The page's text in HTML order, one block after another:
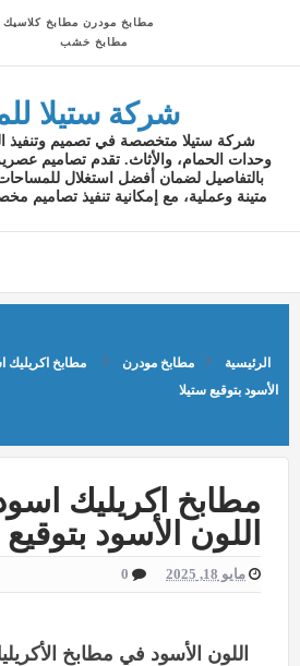
مطابخ مودرن مطابخ كلاسيك
مطابخ خشب
شركة ستيلا
شركة ستيلا متخصصة في تصميم وتنفيذ
وحدات الحمام، والأثاث. تقدم تصاميم
بالتفاصيل لضمان أفضل استغلال
متينة وعملية، مع إمكانية تنفيذ تصاميم
الرئيسية مطابخ مودرن
مطابخ اكريليك
الأسود بتوقيع ستيلا
مطابخ اكريليك
اللون الأسود
مايو 18, 2025 0
اللون الأسود في مطابخ